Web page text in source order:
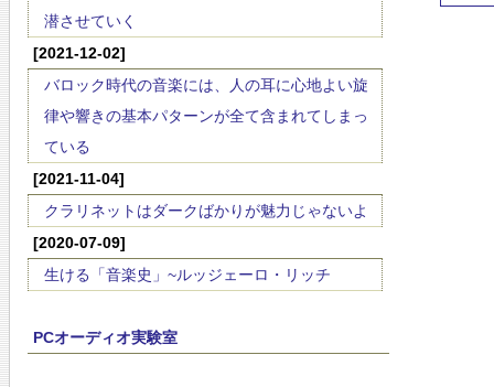
潜させていく
[2021-12-02]
バロック時代の音楽には、人の耳に心地よい旋
律や響きの基本パターンが全て含まれてしまっ
ている
[2021-11-04]
クラリネットはダークばかりが魅力じゃないよ
[2020-07-09]
生ける「音楽史」~ルッジェーロ・リッチ
PCオーディオ実験室